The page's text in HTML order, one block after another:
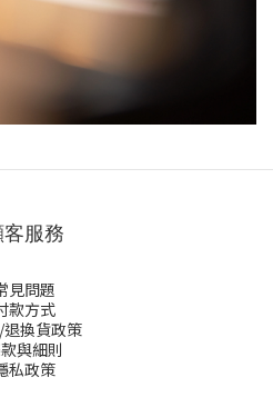
客服務
見問題
款方式
換貨政策
與細則
私政策